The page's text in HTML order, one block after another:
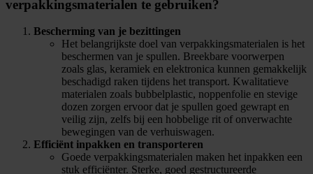
verpakkingsmaterialen te gebruiken?
Bescherming van je bezittingen
Het belangrijkste doel van verpakkingsmaterialen is het
beschermen van je spullen. Breekbare voorwerpen
zoals glas, keramiek en elektronica kunnen gemakkelijk
beschadigd raken tijdens het transport. Kwalitatieve
materialen zoals bubbelplastic, noppenfolie en stevige
dozen zorgen ervoor dat je spullen goed gewrapt en
veilig zijn, zelfs bij een hobbelige rit of onverwachte
bewegingen van de verhuiswagen.
Efficiënt inpakken en transporteren
Goede verpakkingsmaterialen maken het inpakken een
stuk efficiënter. Sterke, goed gestructureerde